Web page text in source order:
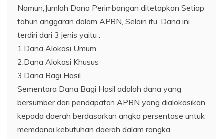
Namun,Jumlah Dana Perimbangan ditetapkan Setiap
tahun anggaran dalam APBN, Selain itu, Dana ini
terdiri dari 3 jenis yaitu :
1.Dana Alokasi Umum
2.Dana Alokasi Khusus
3.Dana Bagi Hasil.
Sementara Dana Bagi Hasil adalah dana yang
bersumber dari pendapatan APBN yang dialokasikan
kepada daerah berdasarkan angka persentase untuk
memdanai kebutuhan daerah dalam rangka